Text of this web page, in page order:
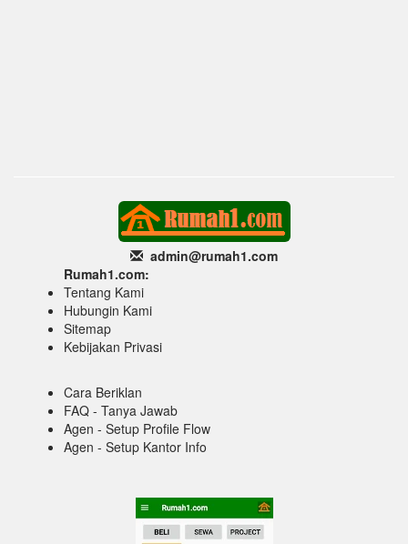
admin@rumah1.com
Rumah1.com:
Tentang Kami
Hubungin Kami
Sitemap
Kebijakan Privasi
Cara Beriklan
FAQ - Tanya Jawab
Agen - Setup Profile Flow
Agen - Setup Kantor Info